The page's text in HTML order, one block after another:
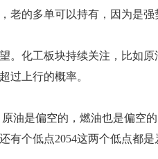
老的多单可以持有，因为是强
化工板块持续关注，比如原
过上行的概率。
是偏空的，燃油也是偏空的
有个低点2054这两个低点都是